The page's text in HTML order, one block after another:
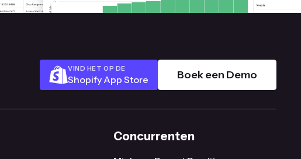
VIND HET OP DE
Shopify App Store Boek een Demo
Concurrenten